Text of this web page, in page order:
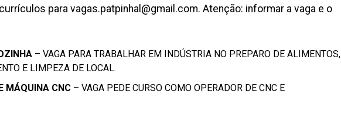
para vagas.patpinhal@gmail.com. Atenção: informar a vaga e o
– VAGA PARA TRABALHAR EM INDÚSTRIA NO PREPARO DE ALIMENTOS,
E LIMPEZA DE LOCAL.
MÁQUINA CNC – VAGA PEDE CURSO COMO OPERADOR DE CNC E